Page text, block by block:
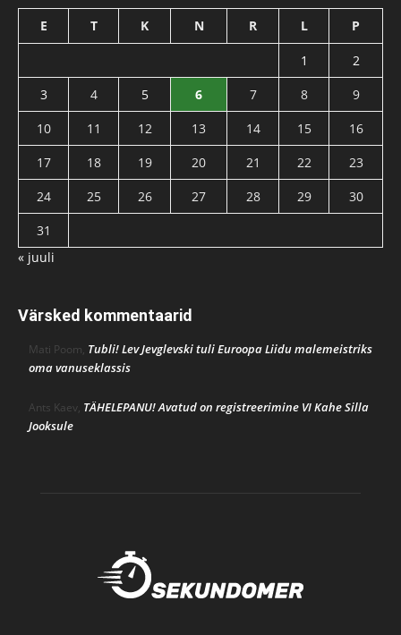
E T K N R L P
1
2
3
4 5 6 7 8
9
10
11 12 13 14 15
16
17
18 19 20 21 22
23
24
25 26 27 28 29
30
31
« juuli
Värsked kommentaarid
Mati Poom, Tubli! Lev Jevglevski tuli Euroopa Liidu malemeistriks
oma vanuseklassis
Ants Kaev, TÄHELEPANU! Avatud on registreerimine VI Kahe Silla
Jooksule